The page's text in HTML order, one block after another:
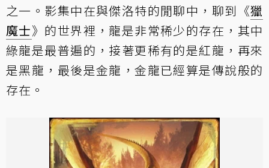
之一。影集中在與傑洛特的閒聊中，聊到《獵
魔士》的世界裡，龍是非常稀少的存在，其中
綠龍是最普遍的，接著更稀有的是紅龍，再來
是黑龍，最後是金龍，金龍已經算是傳說般的
存在。